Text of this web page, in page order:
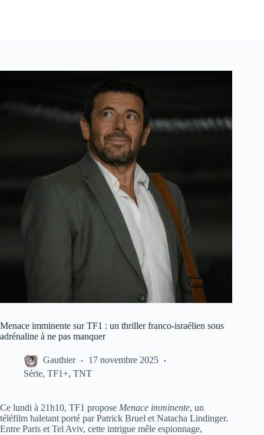
Menace imminente sur TF1 : un thriller franco-israélien sous
adrénaline à ne pas manquer
Gauthier
17 novembre 2025
Série, TF1+, TNT
Ce lundi à 21h10, TF1 propose Menace imminente, un
téléfilm haletant porté par Patrick Bruel et Natacha Lindinger.
Entre Paris et Tel Aviv, cette intrigue mêle espionnage,